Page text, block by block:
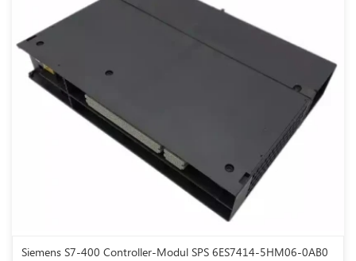
Siemens S7-400 Controller-Modul SPS 6ES7414-5HM06-0AB0